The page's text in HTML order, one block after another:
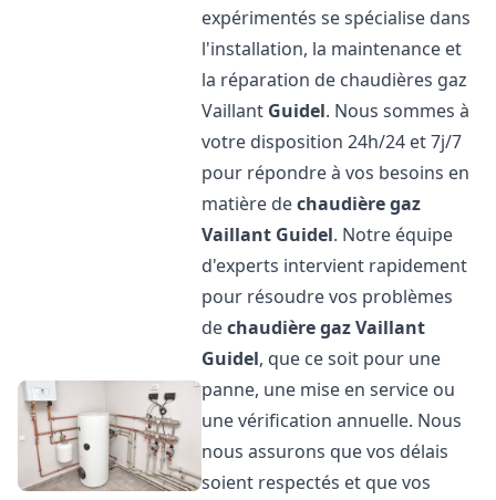
expérimentés se spécialise dans
l'installation, la maintenance et
la réparation de chaudières gaz
Vaillant Guidel. Nous sommes à
votre disposition 24h/24 et 7j/7
pour répondre à vos besoins en
matière dechaudière gaz
Vaillant Guidel. Notre équipe
d'experts intervient rapidement
pour résoudre vos problèmes
dechaudière gaz Vaillant
Guidel, que ce soit pour une
panne, une mise en service ou
une vérification annuelle. Nous
nous assurons que vos délais
soient respectés et que vos